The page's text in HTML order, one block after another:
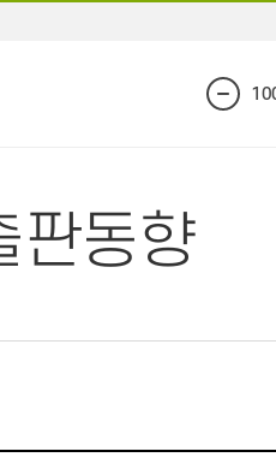
화
판동향